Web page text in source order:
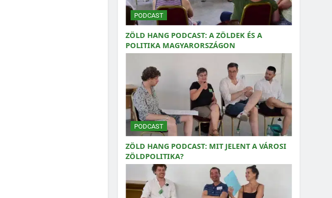
PODCAST
ZÖLD HANG PODCAST: A ZÖLDEK ÉS A
POLITIKA MAGYARORSZÁGON
PODCAST
ZÖLD HANG PODCAST: MIT JELENT A VÁROSI
ZÖLDPOLITIKA?